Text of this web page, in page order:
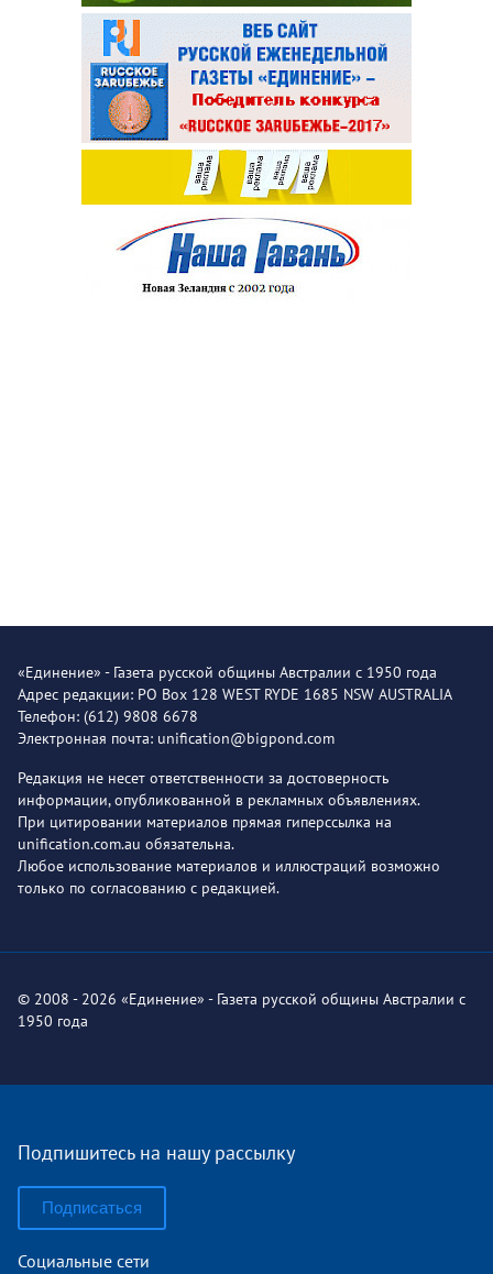
«Единение» - Газета русской общины Австралии с 1950 года
Адрес редакции: PO Box 128 WEST RYDE 1685 NSW AUSTRALIA
Телефон: (612) 9808 6678
Электронная почта: unification@bigpond.com
Редакция не несет ответственности за достоверность
информации, опубликованной в рекламных объявлениях.
При цитировании материалов прямая гиперссылка на
unification.com.au обязательна.
Любое использование материалов и иллюстраций возможно
только по согласованию с редакцией.
© 2008 - 2026 «Единение» - Газета русской общины Австралии с
1950 года
Подпишитесь на нашу рассылку
Подписаться
Социальные сети